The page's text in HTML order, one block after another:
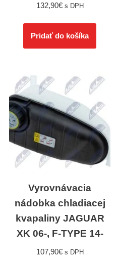
132,90€ s DPH
Pridať do košíka
Vyrovnávacia
nádobka chladiacej
kvapaliny JAGUAR
XK 06-, F-TYPE 14-
107,90€ s DPH